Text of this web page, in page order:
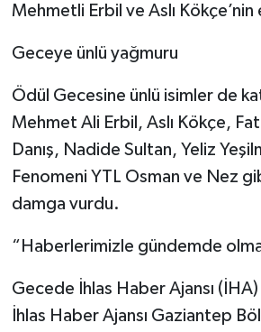
Mehmetli Erbil ve Aslı Kökçe’nin
Geceye ünlü yağmuru
Ödül Gecesine ünlü isimler de
Mehmet Ali Erbil, Aslı Kökçe,
Danış, Nadide Sultan, Yeliz
Fenomeni YTL Osman ve Nez
damga vurdu.
“Haberlerimizle gündemde
Gecede İhlas Haber Ajansı (İHA)
İhlas Haber Ajansı Gaziantep